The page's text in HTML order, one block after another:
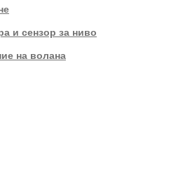
и сензор за ниво
на волана